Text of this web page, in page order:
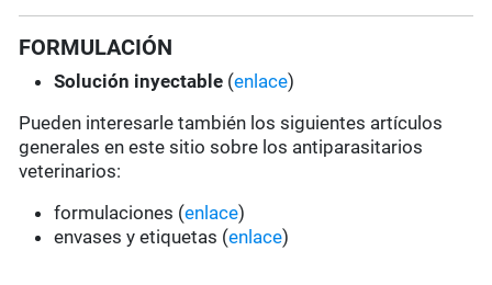
FORMULACIÓN
Solución inyectable (enlace)
Pueden interesarle también los siguientes artículos
generales en este sitio sobre los antiparasitarios
veterinarios:
formulaciones (enlace)
envases y etiquetas (enlace)